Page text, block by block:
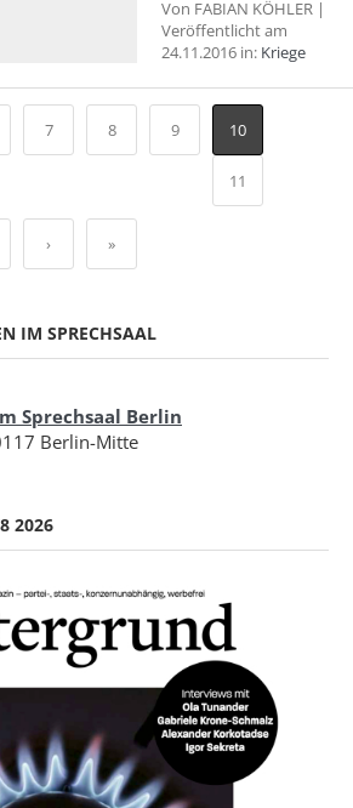
Von FABIAN KÖHLER |
Veröffentlicht am
24.11.2016 in: Kriege
7 8 9 10
11
› »
IM SPRECHSAAL
Sprechsaal Berlin
Berlin-Mitte
2026